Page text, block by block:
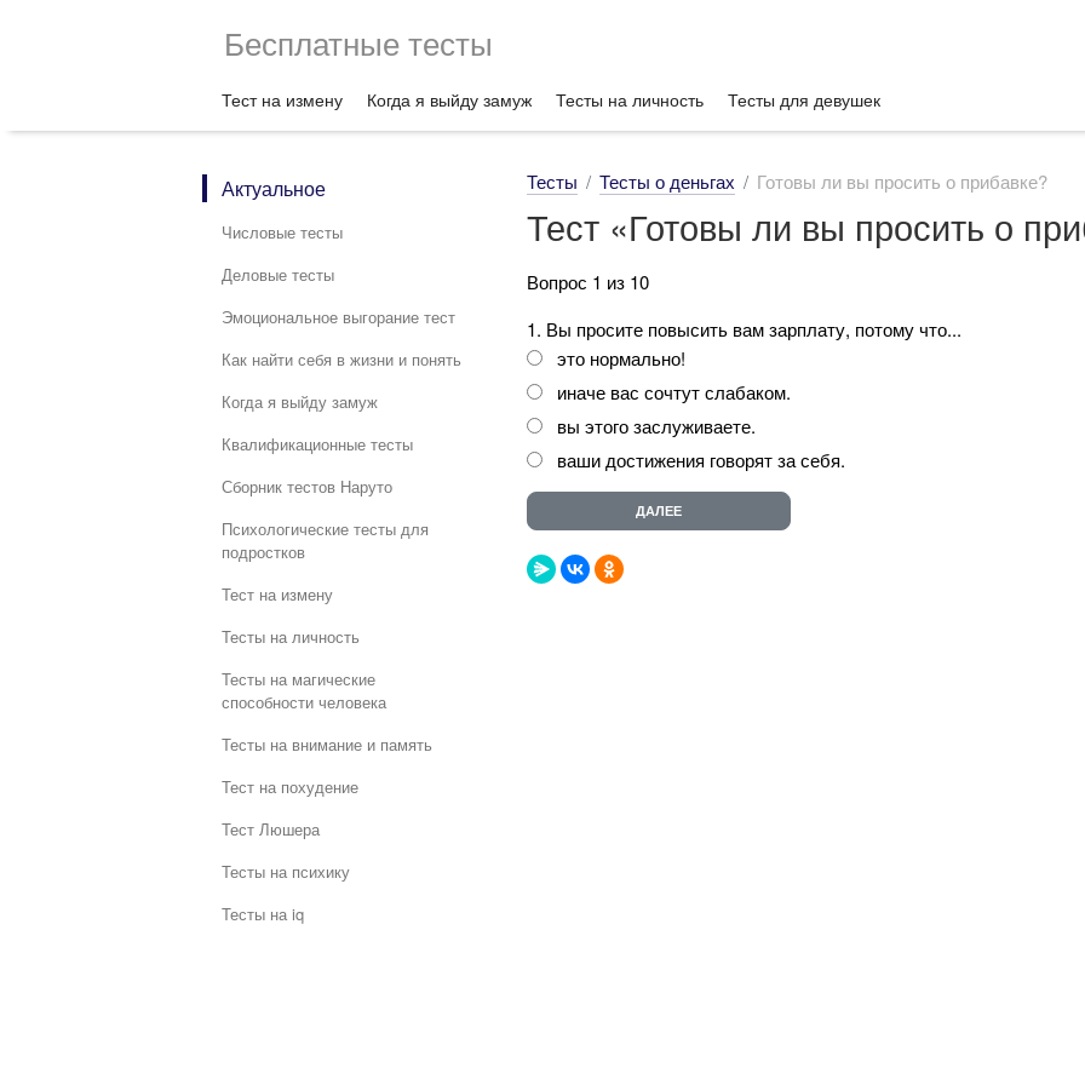
Бесплатные тесты
Тест на измену Когда я выйду замуж Тесты на личность Тесты для девушек
Актуальное
Числовые тесты
Деловые тесты
Эмоциональное выгорание тест
Как найти себя в жизни и понять
Когда я выйду замуж
Квалификационные тесты
Сборник тестов Наруто
Психологические тесты для
подростков
Тест на измену
Тесты на личность
Тесты на магические
способности человека
Тесты на внимание и память
Тест на похудение
Тест Люшера
Тесты на психику
Тесты на iq
Тесты Тесты о деньгах Готовы ли вы просить о прибавке?
Тест «Готовы ли вы просить о
Вопрос 1 из 10
1. Вы просите повысить вам зарплату, потому что...
это нормально!
иначе вас сочтут слабаком.
вы этого заслуживаете.
ваши достижения говорят за себя.